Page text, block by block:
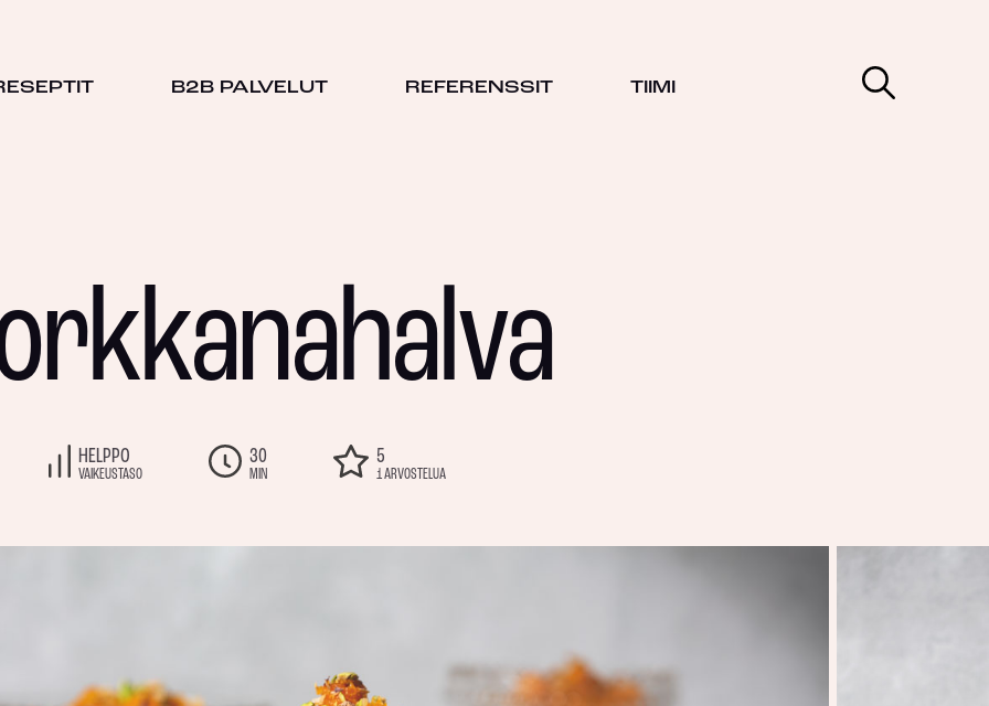
B2B PALVELUT REFERENSSIT TIIMI
HELPPO
VAIKEUSTASO
30
MIN
5
1 ARVOSTELUA